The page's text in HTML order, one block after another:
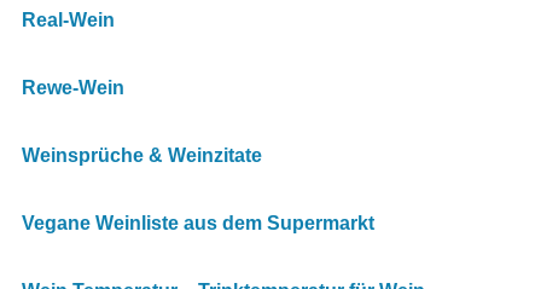
Real-Wein
Rewe-Wein
Weinsprüche & Weinzitate
Vegane Weinliste aus dem Supermarkt